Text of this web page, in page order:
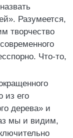
Разумеется,
творчество
Что-то,
из его
дерева» и
мы и видим,